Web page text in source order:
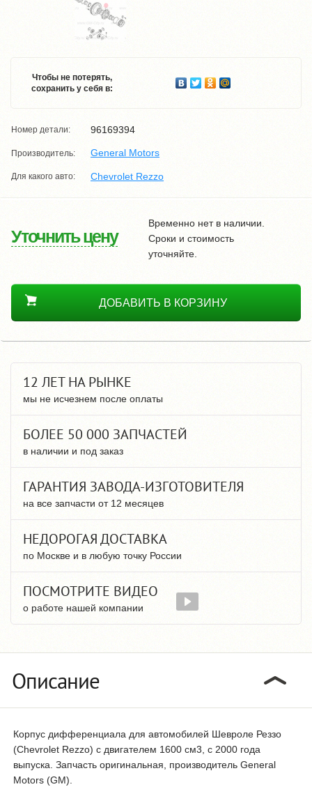
Чтобы не потерять,
сохранить у себя в:
Номер детали: 96169394
Производитель: General Motors
Для какого авто: Chevrolet Rezzo
Уточнить цену
Временно нет в наличии.
Сроки и стоимость
уточняйте.
ДОБАВИТЬ В КОРЗИНУ
12 ЛЕТ НА РЫНКЕ
мы не исчезнем после оплаты
БОЛЕЕ 50 000 ЗАПЧАСТЕЙ
в наличии и под заказ
ГАРАНТИЯ ЗАВОДА-ИЗГОТОВИТЕЛЯ
на все запчасти от 12 месяцев
НЕДОРОГАЯ ДОСТАВКА
по Москве и в любую точку России
ПОСМОТРИТЕ ВИДЕО
о работе нашей компании
Описание
Корпус дифференциала для автомобилей Шевроле Реззо
(Chevrolet Rezzo) с двигателем 1600 см3, с 2000 года
выпуска. Запчасть оригинальная, производитель General
Motors (GM).